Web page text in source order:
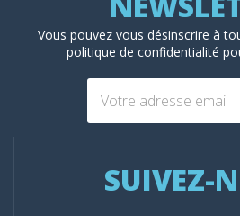
Vous pouvez vous désinscrire à
politique de confidentialité
SUIVEZ-